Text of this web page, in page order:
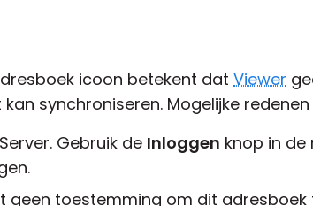
icoon betekent dat Viewer
synchroniseren. Mogelijke
Gebruik de Inloggen knop in
geen toestemming om dit adresboek